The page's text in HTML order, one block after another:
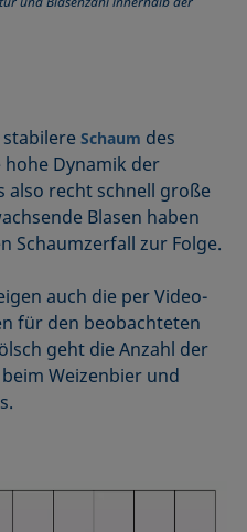
stabilereSchaum des
hohe Dynamik der
also recht schnell große
Blasen haben
Schaumzerfall zur Folge.
auch die per Video­
für den beobachteten
geht die Anzahl der
Weizenbier und